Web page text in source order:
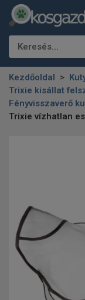
Keresés…
Kezdőoldal
Trixie kisállat
Fényvisszaverő
Trixie vízhatlan